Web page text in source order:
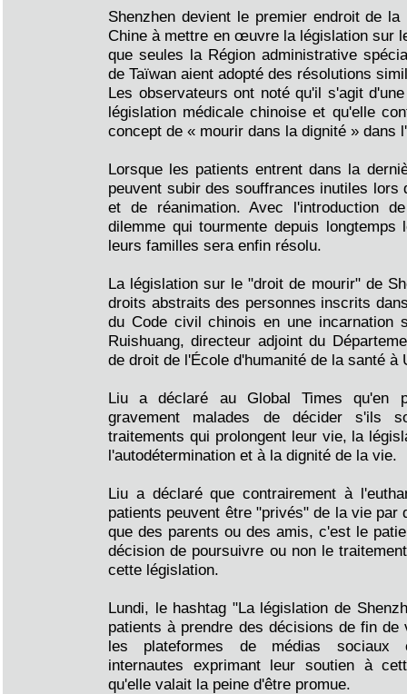
Shenzhen devient le premier endroit de
Chine à mettre en œuvre la législation sur
que seules la Région administrative
de Taïwan aient adopté des résolutions
Les observateurs ont noté qu'il s'agit
législation médicale chinoise et qu'elle
concept de « mourir dans la dignité » dans
Lorsque les patients entrent dans la
peuvent subir des souffrances inutiles lors
et de réanimation. Avec l'introduction
dilemme qui tourmente depuis longtemps
leurs familles sera enfin résolu.
La législation sur le "droit de mourir" de
droits abstraits des personnes inscrits
du Code civil chinois en une incarnation
Ruishuang, directeur adjoint du
de droit de l'École d'humanité de la santé à
Liu a déclaré au Global Times qu'en
gravement malades de décider s'ils
traitements qui prolongent leur vie, la
l'autodétermination et à la dignité de la vie.
Liu a déclaré que contrairement à
patients peuvent être "privés" de la vie par
que des parents ou des amis, c'est le
décision de poursuivre ou non le
cette législation.
Lundi, le hashtag "La législation de
patients à prendre des décisions de fin
les plateformes de médias sociaux
internautes exprimant leur soutien à
qu'elle valait la peine d'être promue.